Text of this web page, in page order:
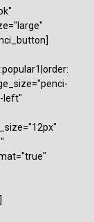
left"